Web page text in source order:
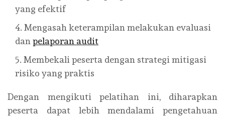
yang efektif
Mengasah keterampilan melakukan evaluasi
dan pelaporan audit
Membekali peserta dengan strategi mitigasi
risiko yang praktis
Dengan mengikuti pelatihan ini, diharapkan
peserta dapat lebih mendalami pengetahuan